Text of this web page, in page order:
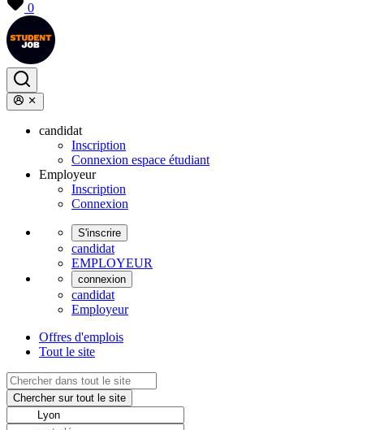
0
candidat
Inscription
Connexion espace étudiant
Employeur
Inscription
Connexion
S'inscrire
candidat
EMPLOYEUR
connexion
candidat
Employeur
Offres d'emplois
Tout le site